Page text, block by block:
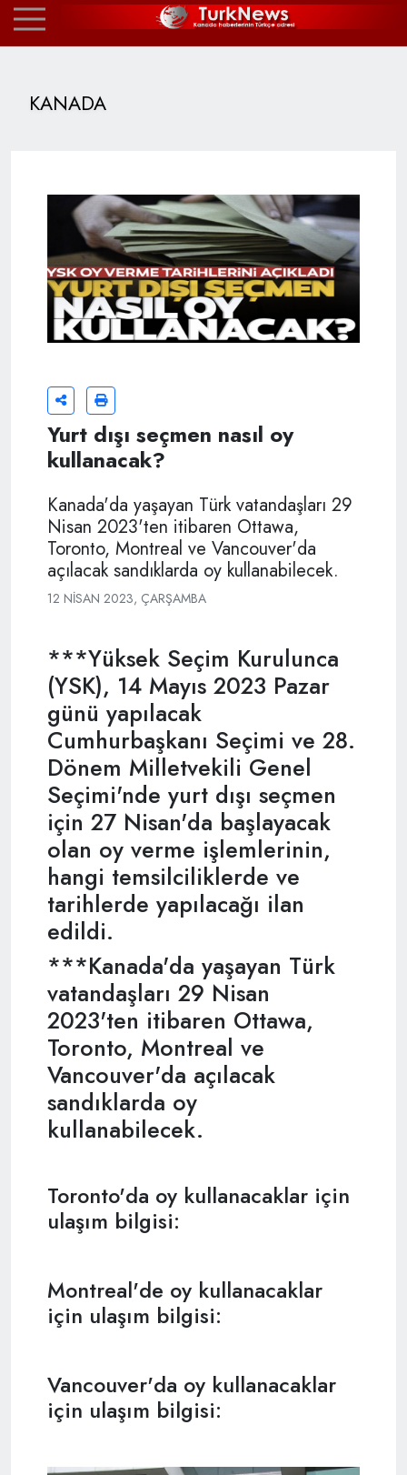
KANADA
Yurt dışı seçmen nasıl oy
kullanacak?
Kanada'da yaşayan Türk vatandaşları 29
Nisan 2023'ten itibaren Ottawa,
Toronto, Montreal ve Vancouver'da
açılacak sandıklarda oy kullanabilecek.
12 NISAN 2023, ÇARŞAMBA
***Yüksek Seçim Kurulunca
(YSK), 14 Mayıs 2023 Pazar
günü yapılacak
Cumhurbaşkanı Seçimi ve 28.
Dönem Milletvekili Genel
Seçimi'nde yurt dışı seçmen
için 27 Nisan'da başlayacak
olan oy verme işlemlerinin,
hangi temsilciliklerde ve
tarihlerde yapılacağı ilan
edildi.
***Kanada'da yaşayan Türk
vatandaşları 29 Nisan
2023'ten itibaren Ottawa,
Toronto, Montreal ve
Vancouver'da açılacak
sandıklarda oy
kullanabilecek.
Toronto'da oy kullanacaklar için
ulaşım bilgisi:
Montreal'de oy kullanacaklar
için ulaşım bilgisi:
Vancouver'da oy kullanacaklar
için ulaşım bilgisi: